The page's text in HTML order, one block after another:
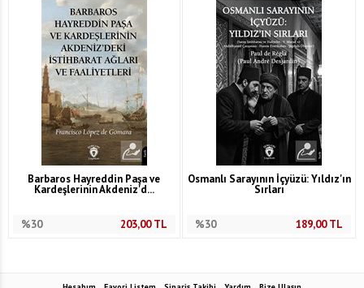
Barbaros Hayreddin Paşa ve
Kardeşlerinin Akdeniz'd...
%30 203,00TL
Osmanlı Sarayının İçyüzü: Yıldız'ın
Sırları
%30 189,00TL